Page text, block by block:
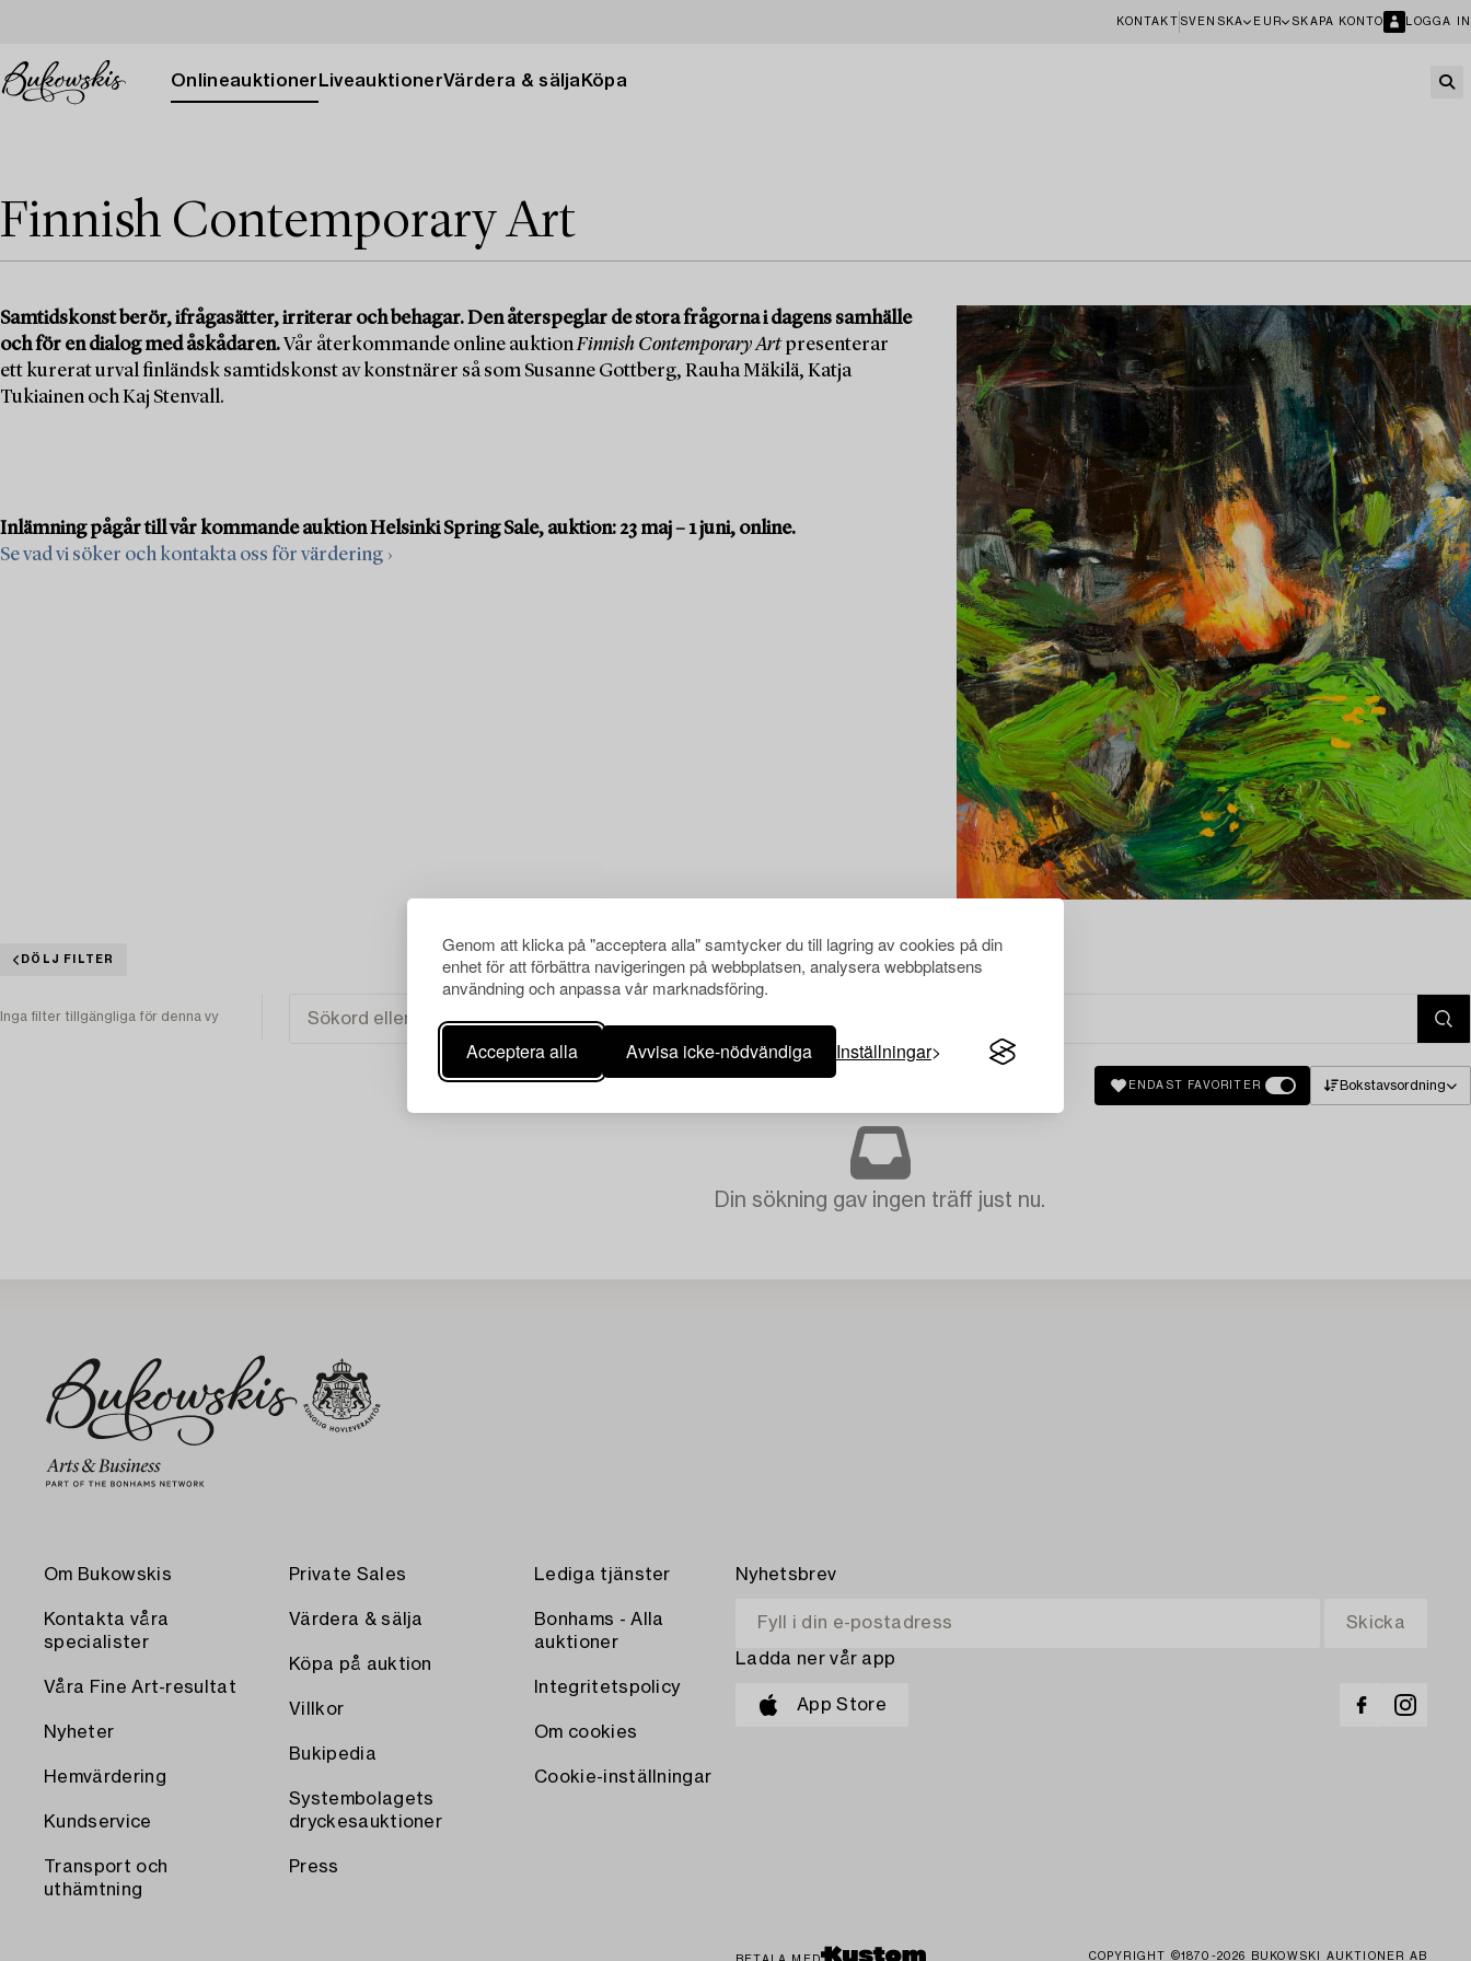
Genom att klicka på "acceptera alla" samtycker du till lagring av cookies på din
enhet för att förbättra navigeringen på webbplatsen, analysera webbplatsens
användning och anpassa vår marknadsföring.
Acceptera alla Avvisa icke-nödvändiga Inställningar
KONTAKT SVENSKA EUR SKAPA KONTO LOGGA IN
Onlineauktioner LiveauktionerVärdera & sälja Köpa
Finnish Contemporary Art
Samtidskonst berör, ifrågasätter, irriterar och behagar. Den återspeglar de stora frågorna i dagens samhälle
och för en dialog med åskådaren.Vår återkommande online auktionFinnish Contemporary Artpresenterar
ett kurerat urval finländsk samtidskonst av konstnärer så som Susanne Gottberg, Rauha Mäkilä, Katja
Tukiainen och Kaj Stenvall.
Inlämning pågår till vår kommande auktion Helsinki Spring Sale, auktion: 23 maj – 1 juni, online.
Se vad vi söker och kontakta oss för värdering ›
DÖLJ FILTER
Inga filter tillgängliga för denna vy
ENDAST FAVORITER Bokstavsordning
Din sökning gav ingen träff just nu.
Om Bukowskis
Kontakta våra
specialister
Våra Fine Art-resultat
Nyheter
Hemvärdering
Kundservice
Transport och
uthämtning
Private Sales
Värdera & sälja
Köpa på auktion
Villkor
Bukipedia
Systembolagets
dryckesauktioner
Press
Lediga tjänster
Bonhams - Alla
auktioner
Integritetspolicy
Om cookies
Cookie-inställningar
Nyhetsbrev
Ladda ner vår app
App Store
COPYRIGHT ©1870-2026 BUKOWSKI AUKTIONER AB